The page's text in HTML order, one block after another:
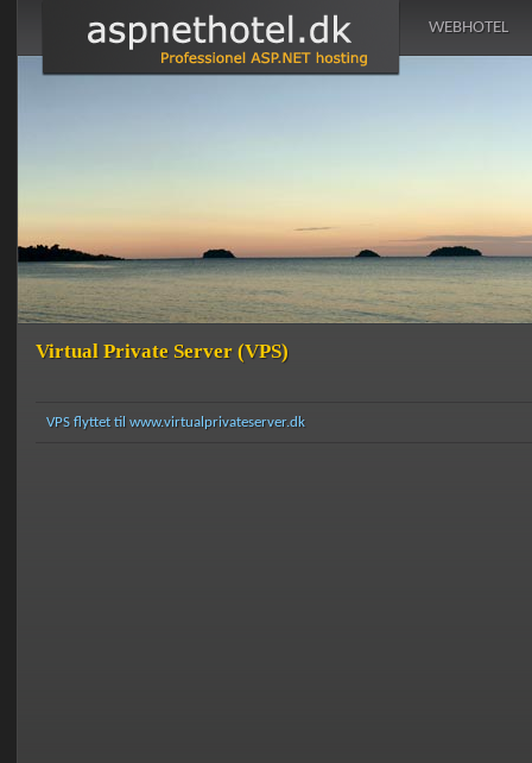
WEBHOTEL
Virtual Private Server (VPS)
VPS flyttet til www.virtualprivateserver.dk